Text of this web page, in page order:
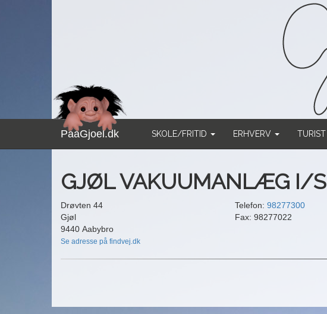
PaaGjoel.dk SKOLE/FRITID ERHVERV TURIST
GJØL VAKUUMANLÆG I/S
Drøvten 44
Gjøl
9440 Aabybro
Se adresse på findvej.dk
Telefon: 98277300
Fax: 98277022